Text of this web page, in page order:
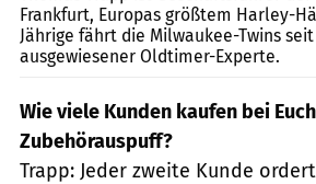
Frankfurt, Europas größtem Harley-
Jährige fährt die Milwaukee-Twins
ausgewiesener Oldtimer-Experte.
Wie viele Kunden kaufen bei
Zubehörauspuff?
Trapp: Jeder zweite Kunde